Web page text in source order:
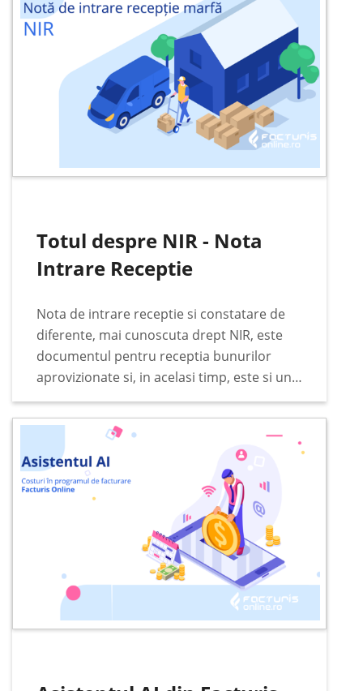
Totul despre NIR - Nota
Intrare Receptie
Nota de intrare receptie si constatare de
diferente, mai cunoscuta drept NIR, este
documentul pentru receptia bunurilor
aprovizionate si, in acelasi timp, este si un
document justificativ pentru incarcarea in
gestiunea stocurilor. Documentul se
intocmeste de catre comisia de receptie…